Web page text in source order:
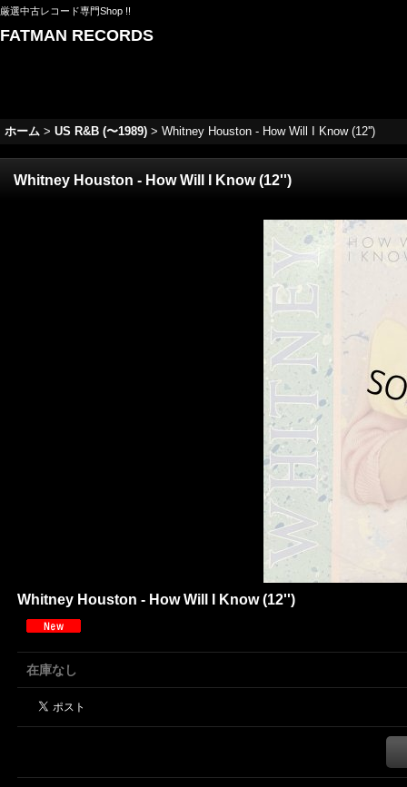
厳選中古レコード専門Shop !!
FATMAN RECORDS
ホーム > US R&B (〜1989) > Whitney Houston - How Will I Know (12'')
Whitney Houston - How Will I Know (12'')
Whitney Houston - How Will I Know (12'')
在庫なし